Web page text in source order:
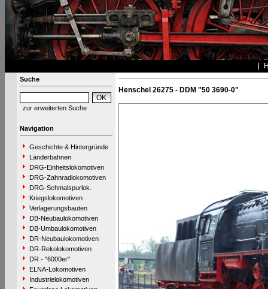
Suche
zur erweiterten Suche
Navigation
Geschichte & Hintergründe
Länderbahnen
DRG-Einheitslokomotiven
DRG-Zahnradlokomotiven
DRG-Schmalspurlok.
Kriegslokomotiven
Verlagerungsbauten
DB-Neubaulokomotiven
DB-Umbaulokomotiven
DR-Neubaulokomotiven
DR-Rekolokomotiven
DR - "6000er"
ELNA-Lokomotiven
Industrielokomotiven
Henschel 26275 - DDM "50 3690-0"